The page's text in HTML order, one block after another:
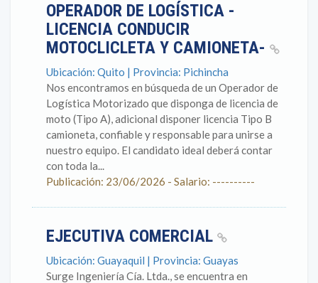
OPERADOR DE LOGÍSTICA -
LICENCIA CONDUCIR
MOTOCLICLETA Y CAMIONETA-
Ubicación: Quito | Provincia: Pichincha
Nos encontramos en búsqueda de un Operador de
Logística Motorizado que disponga de licencia de
moto (Tipo A), adicional disponer licencia Tipo B
camioneta, confiable y responsable para unirse a
nuestro equipo. El candidato ideal deberá contar
con toda la...
Publicación: 23/06/2026 - Salario: ----------
EJECUTIVA COMERCIAL
Ubicación: Guayaquil | Provincia: Guayas
Surge Ingeniería Cía. Ltda., se encuentra en